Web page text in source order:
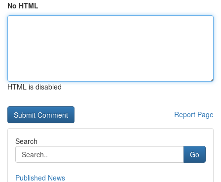
No HTML
HTML is disabled
Report Page
Search
Go
Published News